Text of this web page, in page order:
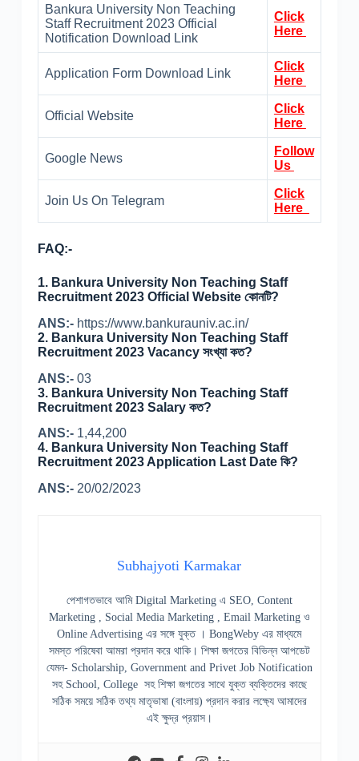
Bankura University Non Teaching
Staff Recruitment 2023 Official
Notification Download Link
Click
Here
Application Form Download Link
Click
Here
Official Website
Click
Here
Google News
Follow
Us
Join Us On Telegram
Click
Here
FAQ:-
1. Bankura University Non Teaching Staff
Recruitment 2023 Official Website কোনটি?
ANS:-https://www.bankurauniv.ac.in/
2. Bankura University Non Teaching Staff
Recruitment 2023 Vacancy সংখ্যা কত?
ANS:-03
3. Bankura University Non Teaching Staff
Recruitment 2023 Salary কত?
ANS:-1,44,200
4. Bankura University Non Teaching Staff
Recruitment 2023 Application Last Date কি?
ANS:-20/02/2023
Subhajyoti Karmakar
পেশাগতভাবে আমি Digital Marketing এ SEO, Content
Marketing , Social Media Marketing , Email Marketing ও
Online Advertising এর সঙ্গে যুক্ত । BongWeby এর মাধ্যমে
সমস্ত পরিষেবা আমরা প্রদান করে থাকি। শিক্ষা জগতের বিভিন্ন আপডেট
যেমন- Scholarship, Government and Privet Job Notification
সহ School, College সহ শিক্ষা জগতের সাথে যুক্ত ব্যক্তিদের কাছে
সঠিক সময়ে সঠিক তথ্য মাতৃভাষা (বাংলায়) প্রদান করার লক্ষ্যে আমাদের
এই ক্ষুদ্র প্রয়াস।